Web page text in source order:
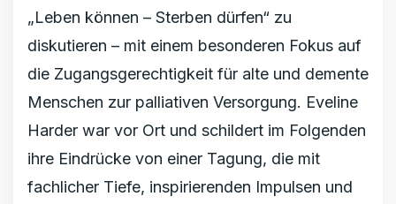
„Leben können – Sterben dürfen“ zu
diskutieren – mit einem besonderen Fokus auf
die Zugangsgerechtigkeit für alte und demente
Menschen zur palliativen Versorgung. Eveline
Harder war vor Ort und schildert im Folgenden
ihre Eindrücke von einer Tagung, die mit
fachlicher Tiefe, inspirierenden Impulsen und